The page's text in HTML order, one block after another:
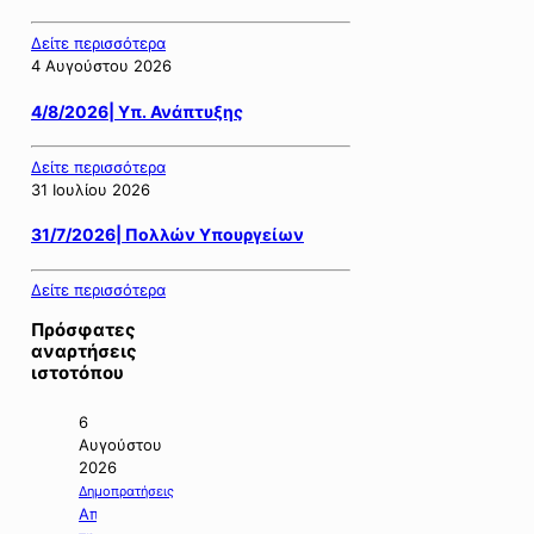
Δείτε περισσότερα
4 Αυγούστου 2026
4/8/2026| Υπ. Ανάπτυξης
Δείτε περισσότερα
31 Ιουλίου 2026
31/7/2026| Πολλών Υπουργείων
Δείτε περισσότερα
Πρόσφατες
αναρτήσεις
ιστοτόπου
6
Αυγούστου
2026
Δημοπρατήσεις
Απόφαση